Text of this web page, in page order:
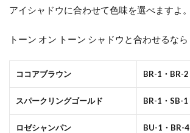
アイシャドウに合わせて色味を選べますよ。
トーン オン トーン シャドウと合わせるなら
ココアブラウン BR-1・BR-2
スパークリングゴールド BR-1・SB-1
ロゼシャンパン BU-1・BR-4